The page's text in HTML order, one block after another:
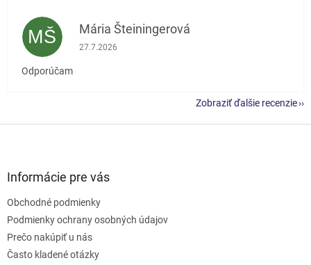
MŠ Mária Šteiningerová
Hodnotenie obchodu je 5 z 5 hviezdičiek.
27.7.2026
Odporúčam
Zobraziť ďalšie recenzie
Informácie pre vás
Obchodné podmienky
Podmienky ochrany osobných údajov
Prečo nakúpiť u nás
Často kladené otázky